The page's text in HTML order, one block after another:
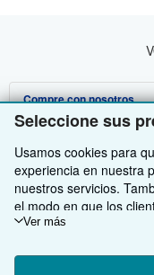
Seleccione sus
Usamos cookies para
experiencia en nuestra
nuestros servicios.
el modo en que los
ejemplo, midiendo las
para mostrar contenido
Ver más
Compre con nosotros
Colecciones
Mi cuenta
Comenzar a vender
Únase a nuestro
Sobre nosotros
Sobre IberLibro
Obtener Ayuda